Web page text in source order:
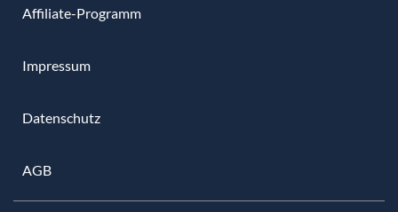
Affiliate-Programm
Impressum
Datenschutz
AGB